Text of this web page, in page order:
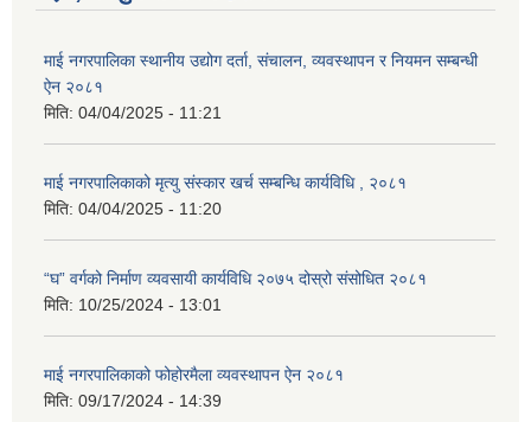
माई नगरपालिका स्थानीय उद्योग दर्ता, संचालन, व्यवस्थापन र नियमन सम्बन्धी
ऐन २०८१
मिति: 04/04/2025 - 11:21
माई नगरपालिकाको मृत्यु संस्कार खर्च सम्बन्धि कार्यविधि , २०८१
मिति: 04/04/2025 - 11:20
“घ” वर्गको निर्माण व्यवसायी कार्यविधि २०७५ दोस्रो संसोधित २०८१
मिति: 10/25/2024 - 13:01
माई नगरपालिकाको फोहोरमैला व्यवस्थापन ऐन २०८१
मिति: 09/17/2024 - 14:39